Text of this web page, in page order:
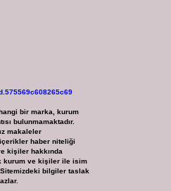
bir marka, kurum
bulunmamaktadır.
makaleler
haber niteliği
kişiler hakkında
kurum ve kişiler ile isim
bilgiler taslak